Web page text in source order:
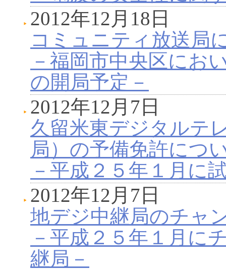
2012年12月18日
コミュニティ放送局
－福岡市中央区にお
の開局予定－
2012年12月7日
久留米東デジタルテ
局）の予備免許につ
－平成２５年１月に
2012年12月7日
地デジ中継局のチャ
－平成２５年１月に
継局－